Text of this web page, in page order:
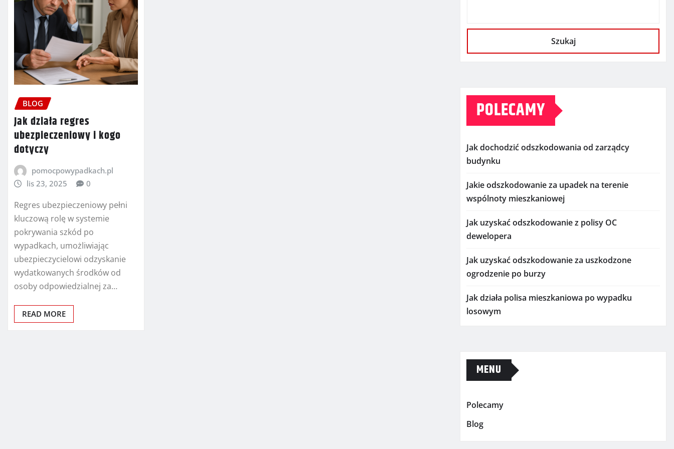
BLOG
Jak działa regres
ubezpieczeniowy i kogo
dotyczy
pomocpowypadkach.pl
lis 23, 2025
0
Regres ubezpieczeniowy pełni
kluczową rolę w systemie
pokrywania szkód po
wypadkach, umożliwiając
ubezpieczycielowi odzyskanie
wydatkowanych środków od
osoby odpowiedzialnej za…
READ MORE
Szukaj
POLECAMY
Jak dochodzić odszkodowania od zarządcy
budynku
Jakie odszkodowanie za upadek na terenie
wspólnoty mieszkaniowej
Jak uzyskać odszkodowanie z polisy OC
dewelopera
Jak uzyskać odszkodowanie za uszkodzone
ogrodzenie po burzy
Jak działa polisa mieszkaniowa po wypadku
losowym
MENU
Polecamy
Blog